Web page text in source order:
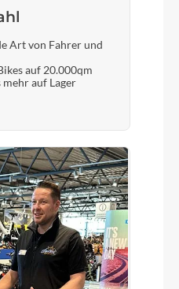
Art von Fahrer und
auf 20.000qm
mehr auf Lager